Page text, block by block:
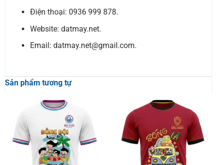
Điện thoại: 0936 999 878.
Website: datmay.net.
Email: datmay.net@gmail.com.
Sản phẩm tương tự